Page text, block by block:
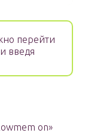
перейти
введя
on»